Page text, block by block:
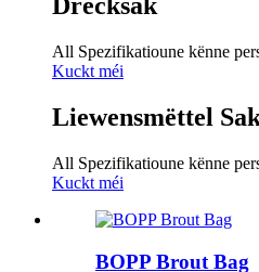
Drecksak
All Spezifikatioune kënne
Kuckt méi
Liewensmëttel
All Spezifikatioune kënne
Kuckt méi
BOPP Brout Bag